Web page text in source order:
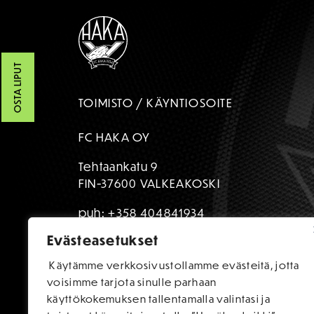
Evästeasetukset
Käytämme verkkosivustollamme evästeitä, jotta
voisimme tarjota sinulle parhaan
käyttökokemuksen tallentamalla valintasi ja
OSTA LIPUT TOIMISTO / KÄYNTIOSOITE
FC HAKA OY
Tehtaankatu 9
FIN-37600 VALKEAKOSKI
puh:+358 404841934
toimisto@fchaka.fi